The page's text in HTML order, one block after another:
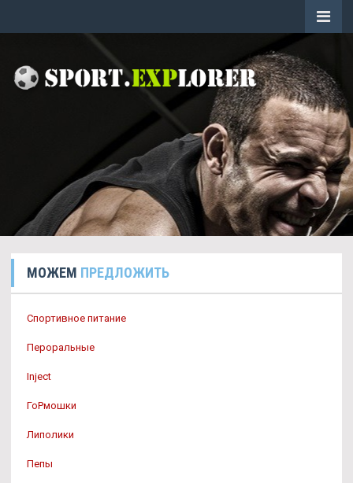
МОЖЕМ ПРЕДЛОЖИТЬ
Спортивное питание
Пероральные
Inject
ГоРмошки
Липолики
Пепы